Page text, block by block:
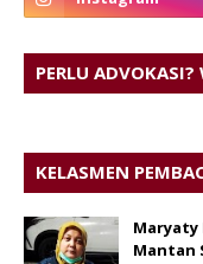
PERLU
KELASMEN
Maryaty
Mantan